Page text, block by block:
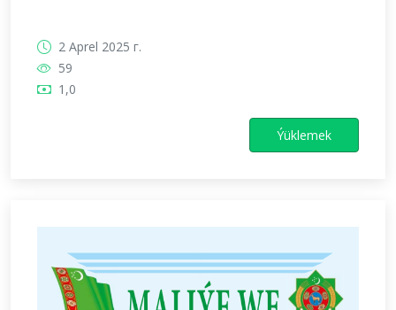
2 Aprel 2025 г.
59
1,0
Ýüklemek